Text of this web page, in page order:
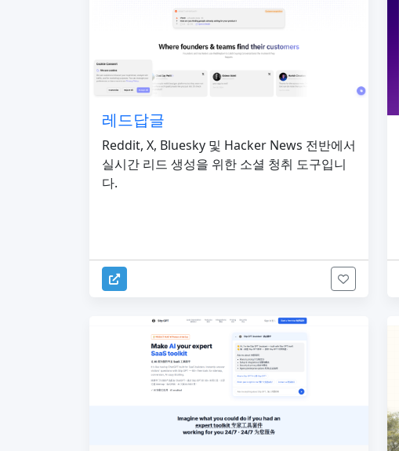
레드답글
Reddit, X, Bluesky 및 Hacker News 전반에서
실시간 리드 생성을 위한 소셜 청취 도구입니
다.